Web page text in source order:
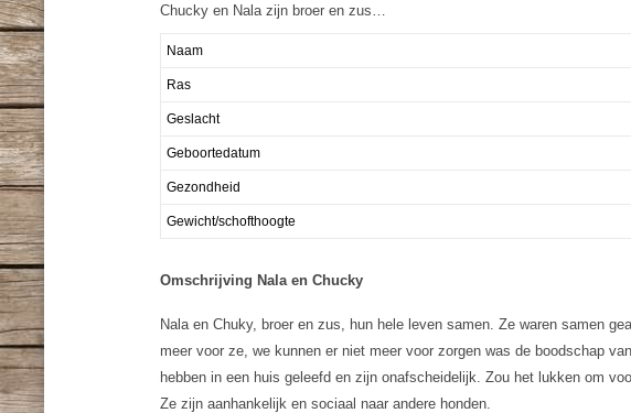
Chucky en Nala zijn broer en zus…
Naam
Ras
Geslacht
Geboortedatum
Gezondheid
Gewicht/schofthoogte
Omschrijving Nala en Chucky
Nala en Chuky, broer en zus, hun hele leven samen. Ze waren samen
meer voor ze, we kunnen er niet meer voor zorgen was de boodschap
hebben in een huis geleefd en zijn onafscheidelijk. Zou het lukken om
Ze zijn aanhankelijk en sociaal naar andere honden.